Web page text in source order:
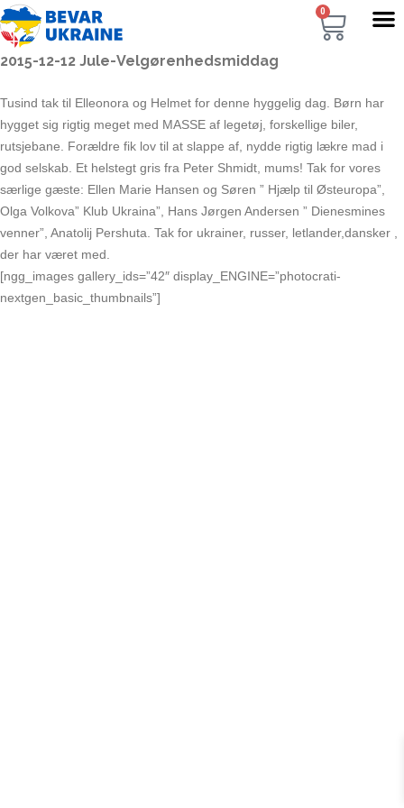
0
2015-12-12 Jule-Velgørenhedsmiddag
Tusind tak til Elleonora og Helmet for denne hyggelig dag. Børn har
hygget sig rigtig meget med MASSE af legetøj, forskellige biler,
rutsjebane. Forældre fik lov til at slappe af, nydde rigtig lækre mad i
god selskab. Et helstegt gris fra Peter Shmidt, mums! Tak for vores
særlige gæste: Ellen Marie Hansen og Søren ” Hjælp til Østeuropa”,
Olga Volkova” Klub Ukraina”, Hans Jørgen Andersen ” Dienesmines
venner”, Anatolij Pershuta. Tak for ukrainer, russer, letlander,dansker ,
der har været med.
[ngg_images gallery_ids=”42″ display_ENGINE=”photocrati-
nextgen_basic_thumbnails”]